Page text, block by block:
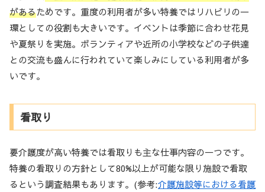
があるためです。重度の利用者が多い特養ではリハビリの一
環としての役割も大きいです。イベントは季節に合わせ花見
や夏祭りを実施。ボランティアや近所の小学校などの子供達
との交流も盛んに行われていて楽しみにしている利用者が多
いです。
看取り
要介護度が高い特養では看取りも主な仕事内容の一つです。
特養の看取りの方針として80%以上が可能な限り施設で看取
るという調査結果もあります。(参考:介護施設等における看護